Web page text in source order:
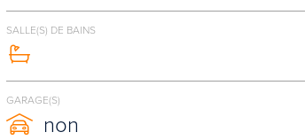
SALLE(S) DE BAINS
GARAGE(S)
non